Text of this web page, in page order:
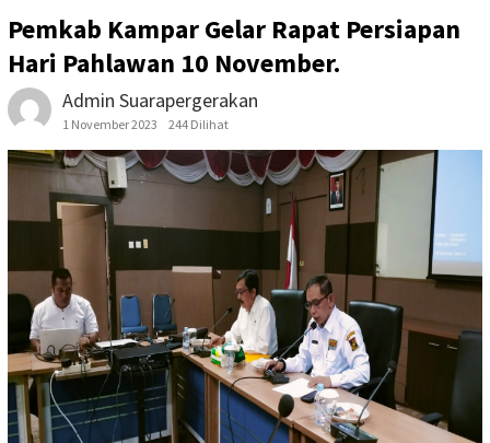
Pemkab Kampar Gelar Rapat Persiapan
Hari Pahlawan 10 November.
Admin Suarapergerakan
1 November 2023 244 Dilihat